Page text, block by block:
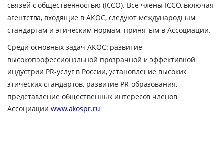
связей с общественностью (ICCO). Все члены ICCO, включая
агентства, входящие в АКОС, следуют международным
стандартам и этическим нормам, принятым в Ассоциации.
Среди основных задач АКОС: развитие
высокопрофессиональной прозрачной и эффективной
индустрии PR-услуг в России, установление высоких
этических стандартов, развитие PR-образования,
представление общественных интересов членов
Ассоциации www.akospr.ru